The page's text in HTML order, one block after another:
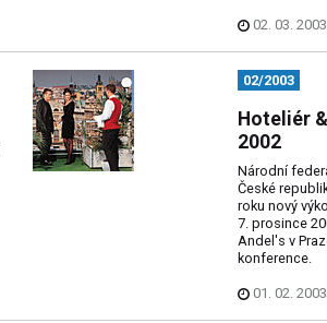
02. 03. 2003
02/2003
Hoteliér
2002
Národní
České
roku nový
7. prosince
Andel's v
konference.
01. 02. 2003